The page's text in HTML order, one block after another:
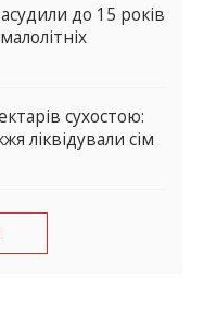
до 15 років
сухостою:
ліквідували сім